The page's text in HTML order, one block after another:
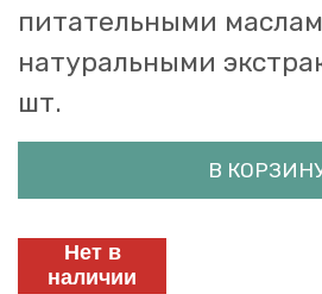
питательными
натуральными
шт.
В
Нет в
наличии